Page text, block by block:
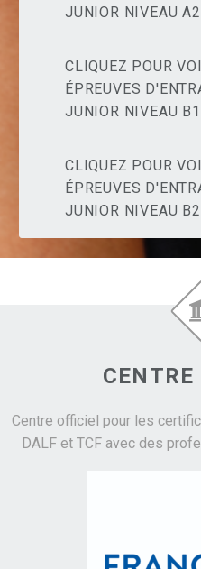
JUNIOR NIVEAU A2
CLIQUEZ POUR
ÉPREUVES
JUNIOR NIVEAU B1
CLIQUEZ POUR
ÉPREUVES
JUNIOR NIVEAU B2
CENTRE
Centre officiel pour les
DALF et TCF avec des